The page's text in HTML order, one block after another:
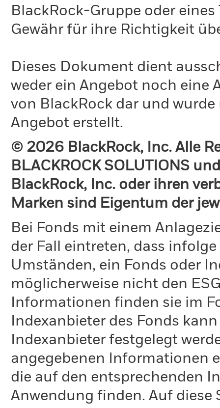
BlackRock-Gruppe oder
Gewähr für ihre Richtigkeit
Dieses Dokument dient
weder ein Angebot noch eine
von BlackRock dar und
Angebot erstellt.
© 2026 BlackRock, Inc. Alle
BLACKROCK SOLUTIONS
BlackRock, Inc. oder ihren
Marken sind Eigentum der
Bei Fonds mit einem
der Fall eintreten, dass
Umständen, ein Fonds oder
möglicherweise nicht den
Informationen finden sie im
Indexanbieter des Fonds
Indexanbieter festgelegt
angegebenen Informationen
die auf den entsprechenden
Anwendung finden. Auf diese